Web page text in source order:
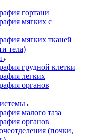
гортани
мягких с
мягких тканей
тела)
грудной клетки
легких
органов
малого таза
органов
(почки,